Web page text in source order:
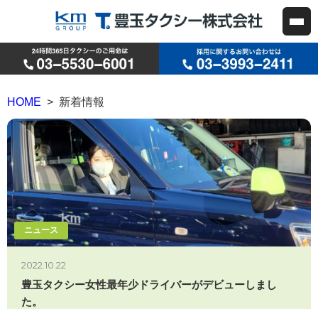
HOME > 新着情報
ニュース
2022.10.22
豊玉タクシー女性最年少ドライバーがデビューしまし
た。